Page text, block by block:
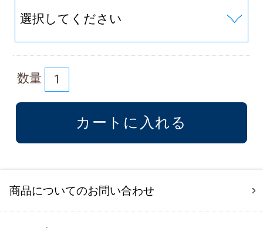
数量
商品についてのお問い合わせ